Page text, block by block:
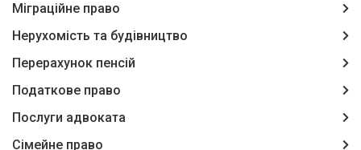
Міграційне право
Нерухомість та будівництво
Перерахунок пенсій
Податкове право
Послуги адвоката
Сімейне право